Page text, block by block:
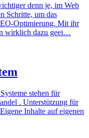
denn je, im Web
Schritte, um das
Optimierung. Mit ihr
wirklich dazu geei…
stehen für
. Unterstützung für
Inhalte auf eigenen